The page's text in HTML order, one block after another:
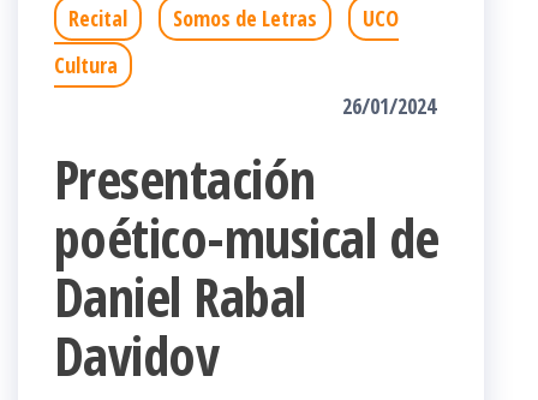
Recital
Somos de Letras
UCO
Cultura
26/01/2024
Presentación
poético-musical de
Daniel Rabal
Davidov